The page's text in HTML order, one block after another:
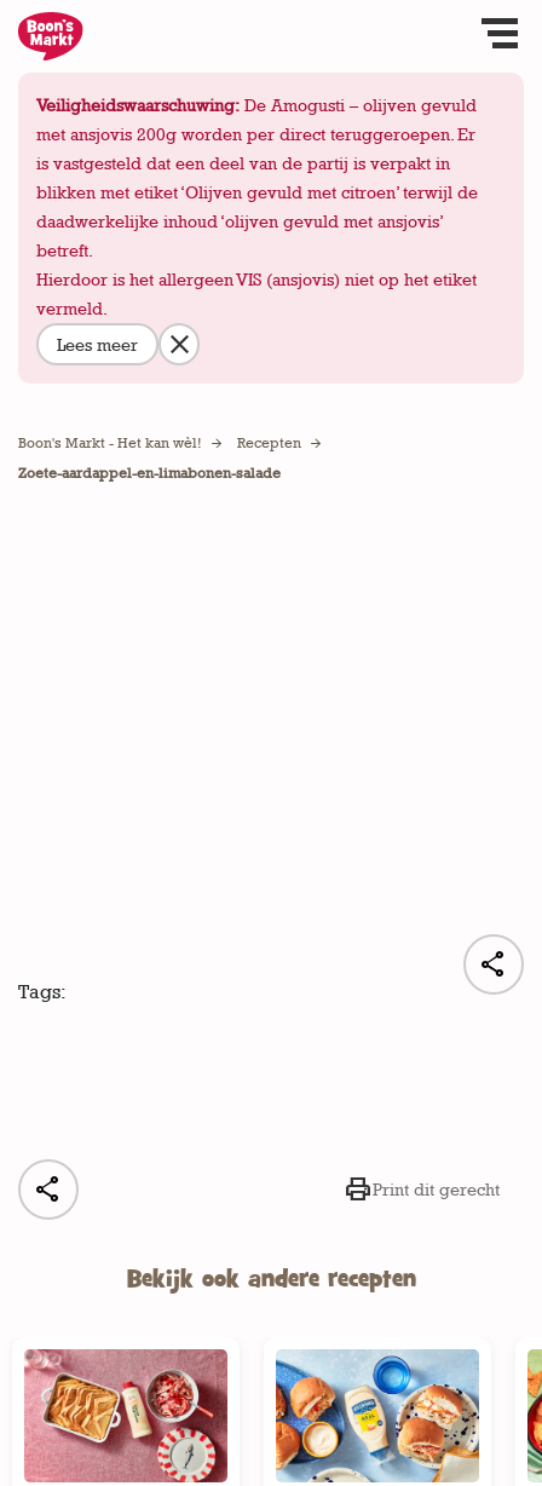
Veiligheidswaarschuwing: De Amogusti – olijven gevuld
met ansjovis 200g worden per direct teruggeroepen. Er
is vastgesteld dat een deel van de partij is verpakt in
blikken met etiket ‘Olijven gevuld met citroen’ terwijl de
daadwerkelijke inhoud ‘olijven gevuld met ansjovis’
betreft.
Hierdoor is het allergeen VIS (ansjovis) niet op het etiket
vermeld.
Lees meer
Boon's Markt - Het kan wèl!
Recepten
Zoete-aardappel-en-limabonen-salade
Tags:

 Print dit gerecht
Bekijk ook andere recepten